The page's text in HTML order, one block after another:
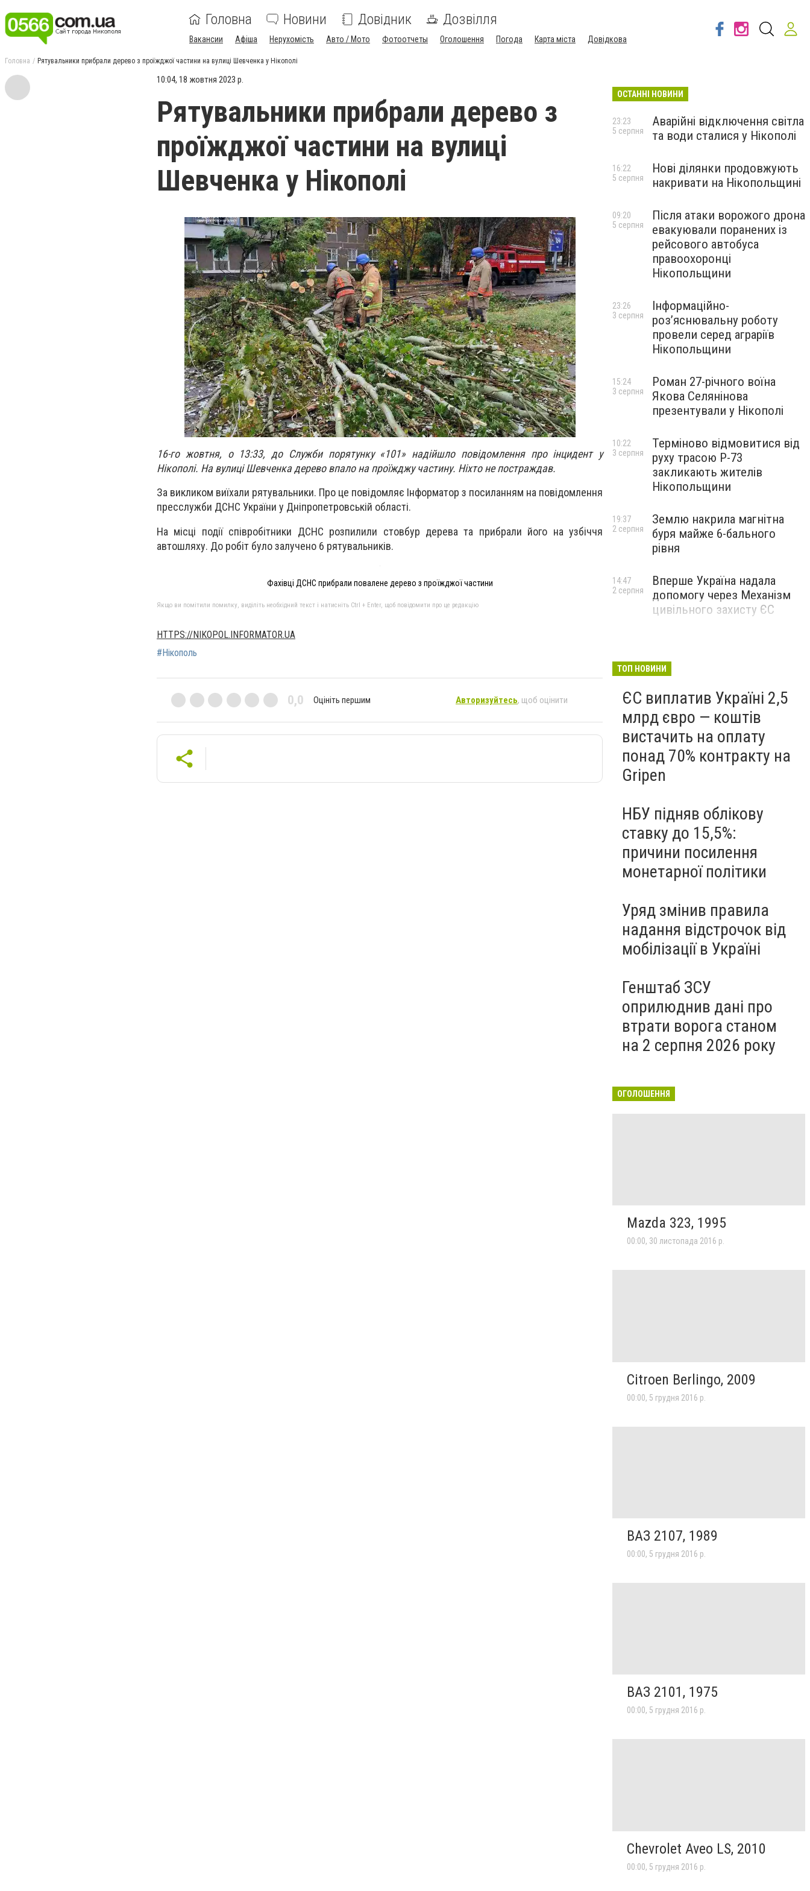
Головна Новини Довідник Дозвілля
Вакансии Афіша Нерухомість Авто / Мото Фотоотчеты Оголошення Погода Карта міста Довідкова
Головна Рятувальники прибрали дерево з проїжджої частини на вулиці Шевченка у Нікополі
10:04, 18 жовтня 2023 р.
Рятувальники прибрали дерево з
проїжджої частини на вулиці
Шевченка у Нікополі
16-го жовтня, о 13:33, до Служби порятунку «101» надійшло повідомлення про інцидент у
Нікополі. На вулиці Шевченка дерево впало на проїжджу частину. Ніхто не постраждав.
За викликом виїхали рятувальники. Про це повідомляє Інформатор з посиланням на повідомлення
пресслужби ДСНС України у Дніпропетровській області.
На місці події співробітники ДСНС розпилили стовбур дерева та прибрали його на узбіччя
автошляху. До робіт було залучено 6 рятувальників.
Фахівці ДСНС прибрали повалене дерево з проїжджої частини
Якщо ви помітили помилку, виділіть необхідний текст і натисніть Ctrl + Enter, щоб повідомити про це редакцію
HTTPS://NIKOPOL.INFORMATOR.UA
#Нікополь
0,0 Оцініть першим Авторизуйтесь, щоб оцінити
ОСТАННІ НОВИНИ
Аварійні відключення світла
та води сталися у Нікополі
23:23
5 серпня
Нові ділянки продовжують
накривати на Нікопольщині
16:22
5 серпня
Після атаки ворожого дрона
евакуювали поранених із
рейсового автобуса
правоохоронці
Нікопольщини
09:20
5 серпня
Інформаційно-
роз’яснювальну роботу
провели серед аграріїв
Нікопольщини
23:26
3 серпня
Роман 27-річного воїна
Якова Селянінова
презентували у Нікополі
15:24
3 серпня
Терміново відмовитися від
руху трасою Р-73
закликають жителів
Нікопольщини
10:22
3 серпня
Землю накрила магнітна
буря майже 6-бального
рівня
19:37
2 серпня
Вперше Україна надала
допомогу через Механізм
цивільного захисту ЄС
14:47
2 серпня
ТОП НОВИНИ
ЄС виплатив Україні 2,5
млрд євро — коштів
вистачить на оплату
понад 70% контракту на
Gripen
НБУ підняв облікову
ставку до 15,5%:
причини посилення
монетарної політики
Уряд змінив правила
надання відстрочок від
мобілізації в Україні
Генштаб ЗСУ
оприлюднив дані про
втрати ворога станом
на 2 серпня 2026 року
ОГОЛОШЕННЯ
Mazda 323, 1995
00:00, 30 листопада 2016 р.
Citroen Berlingo, 2009
00:00, 5 грудня 2016 р.
ВАЗ 2107, 1989
00:00, 5 грудня 2016 р.
ВАЗ 2101, 1975
00:00, 5 грудня 2016 р.
Chevrolet Aveo LS, 2010
00:00, 5 грудня 2016 р.